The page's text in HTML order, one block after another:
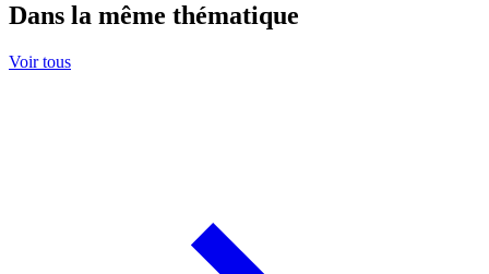
Dans la même thématique
Voir tous